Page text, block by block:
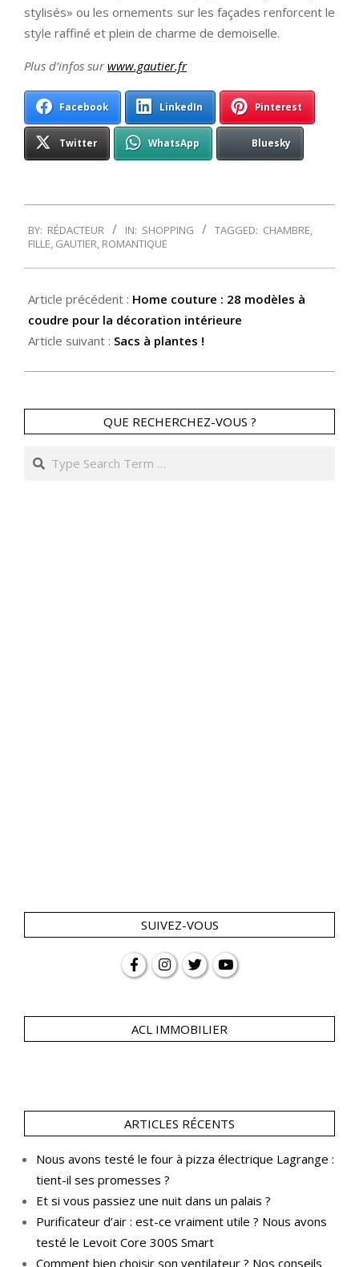
stylisés» ou les ornements sur les façades renforcent le
style raffiné et plein de charme de demoiselle.
Plus d’infos surwww.gautier.fr
Facebook LinkedIn Pinterest
Twitter WhatsApp Bluesky
02-
BY: RÉDACTEUR IN: SHOPPING TAGGED: CHAMBRE
FILLE GAUTIER ROMANTIQUE
Article précédent : Home couture : 28 modèles à
coudre pour la décoration intérieure
Article suivant : Sacs à plantes !
QUE RECHERCHEZ-VOUS ?
Search
SUIVEZ-VOUS
ACL IMMOBILIER
ARTICLES RÉCENTS
Nous avons testé le four à pizza électrique Lagrange :
tient-il ses promesses ?
Et si vous passiez une nuit dans un palais ?
Purificateur d’air : est-ce vraiment utile ? Nous avons
testé le Levoit Core 300S Smart
Comment bien choisir son ventilateur ? Nos conseils